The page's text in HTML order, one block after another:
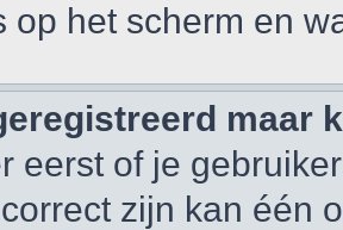
op het scherm en
maar
eerst of je
zijn kan één